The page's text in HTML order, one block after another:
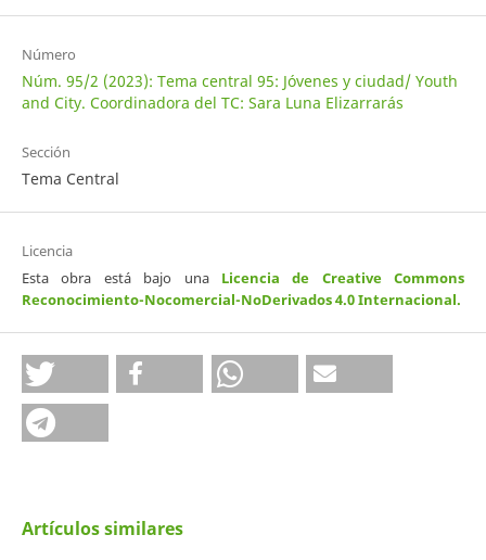
Número
Núm. 95/2 (2023): Tema central 95: Jóvenes y ciudad/ Youth
and City. Coordinadora del TC: Sara Luna Elizarrarás
Sección
Tema Central
Licencia
Esta obra está bajo una Licencia de Creative Commons
Reconocimiento-Nocomercial-NoDerivados 4.0 Internacional.
Artículos similares